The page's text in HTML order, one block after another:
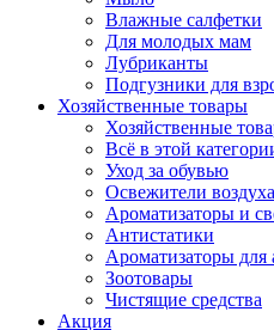
Влажные салфетки
Для молодых мам
Лубриканты
Подгузники для
Хозяйственные товары
Хозяйственные
Всё в этой
Уход за обувью
Освежители воздуха
Ароматизаторы и
Антистатики
Ароматизаторы для
Зоотовары
Чистящие средства
Акция